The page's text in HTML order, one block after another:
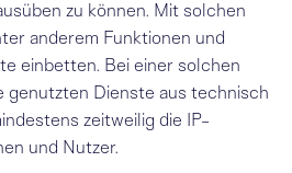
zu können. Mit solchen
anderem Funktionen und
einbetten. Bei einer solchen
genutzten Dienste aus technisch
zeitweilig die IP-
und Nutzer.